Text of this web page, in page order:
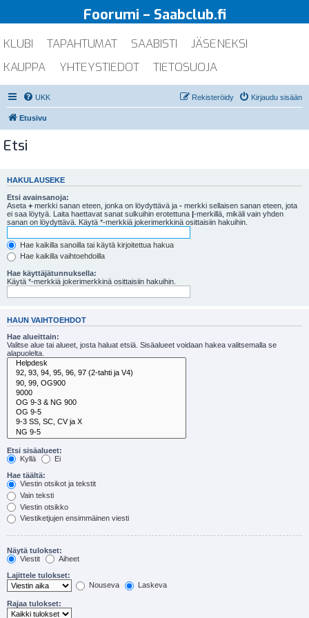
Foorumi – Saabclub.fi
KLUBI TAPAHTUMAT SAABISTI
JÄSENEKSI
KAUPPA
YHTEYSTIEDOT TIETOSUOJA
UKK Kirjaudu sisään
Rekisteröidy
Etusivu
Etsi
HAKULAUSEKE
Etsi avainsanoja:
Aseta + merkki sanan eteen, jonka on löydyttävä ja - merkki sellaisen sanan eteen, jota
ei saa löytyä. Laita haettavat sanat sulkuihin erotettuna |-merkillä, mikäli vain yhden
sanan on löydyttävä. Käytä *-merkkiä jokerimerkkinä osittaisiin hakuihin.
Hae kaikilla sanoilla tai käytä kirjoitettua hakua
Hae kaikilla vaihtoehdoilla
Hae käyttäjätunnuksella:
Käytä *-merkkiä jokerimerkkinä osittaisiin hakuihin.
HAUN VAIHTOEHDOT
Hae alueittain:
Valitse alue tai alueet, josta haluat etsiä. Sisäalueet voidaan hakea valitsemalla se
alapuolelta.
Etsi sisäalueet:
Kyllä
Ei
Hae täältä:
Viestin otsikot ja tekstit
Vain teksti
Viestin otsikko
Viestiketjujen ensimmäinen viesti
Näytä tulokset:
Viestit
Aiheet
Lajittele tulokset:
Nouseva
Laskeva
Rajaa tulokset: